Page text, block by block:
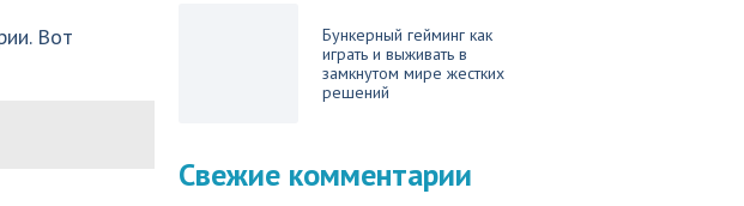
Вот
Бункерный гейминг как
играть и выживать в
замкнутом мире жестких
решений
Свежие комментарии